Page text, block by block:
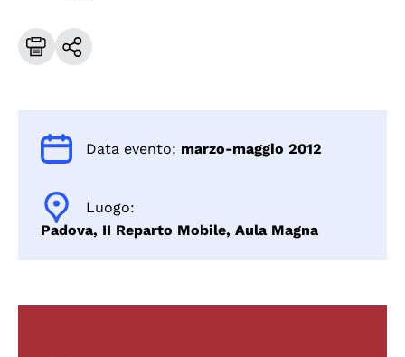
Data evento: marzo-maggio 2012
Luogo:
Padova, II Reparto Mobile, Aula Magna